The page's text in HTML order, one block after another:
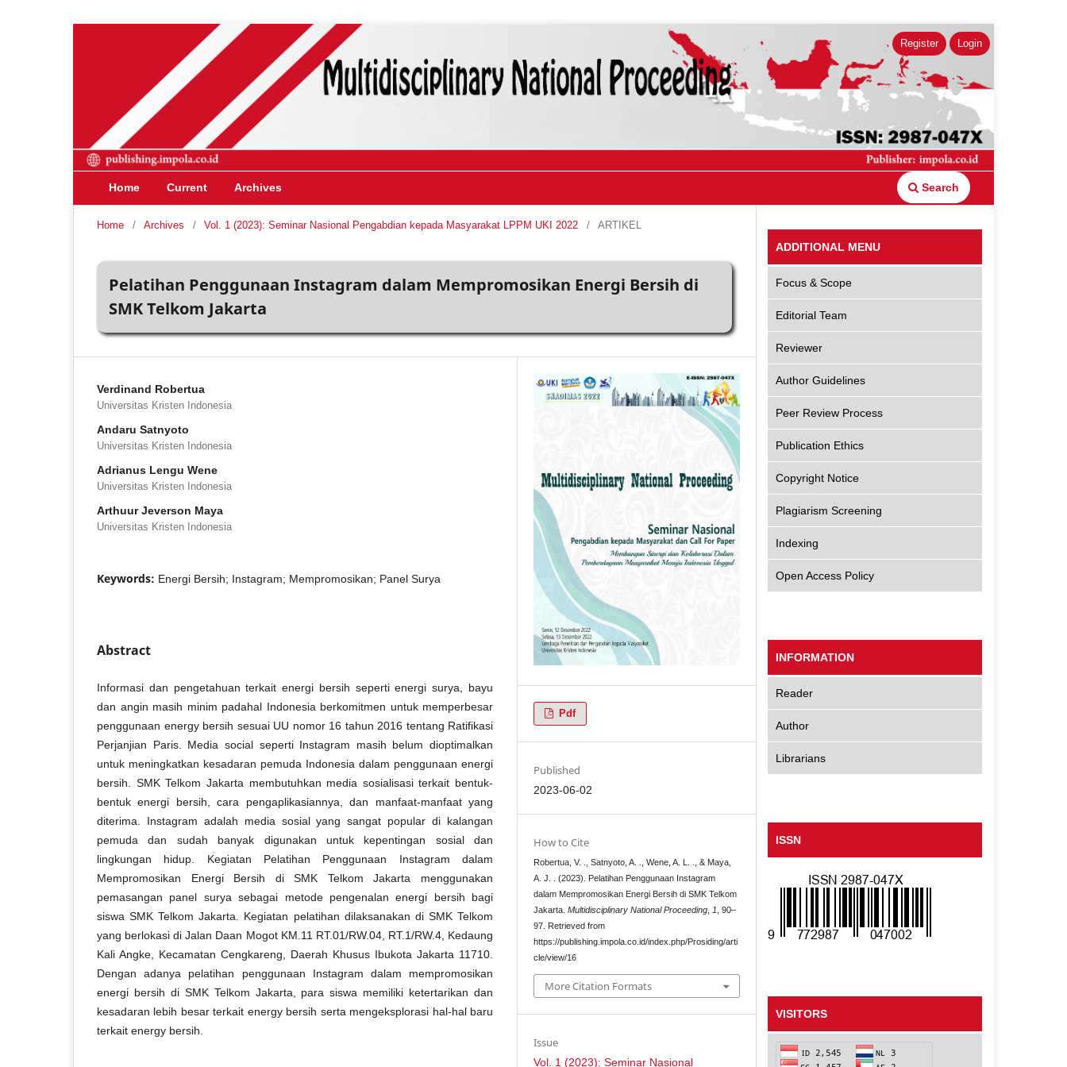
Home Current Archives Search
Register Login
Home / Archives / Vol. 1 (2023): Seminar Nasional Pengabdian kepada Masyarakat LPPM UKI 2022 / ARTIKEL
Pelatihan Penggunaan Instagram dalam Mempromosikan Energi Bersih di
SMK Telkom Jakarta
Verdinand Robertua
Universitas Kristen Indonesia
Andaru Satnyoto
Universitas Kristen Indonesia
Adrianus Lengu Wene
Universitas Kristen Indonesia
Arthuur Jeverson Maya
Universitas Kristen Indonesia
Keywords: Energi Bersih; Instagram; Mempromosikan; Panel Surya
Abstract
Informasi dan pengetahuan terkait energi bersih seperti energi surya, bayu
dan angin masih minim padahal Indonesia berkomitmen untuk memperbesar
penggunaan energy bersih sesuai UU nomor 16 tahun 2016 tentang Ratifikasi
Perjanjian Paris. Media social seperti Instagram masih belum dioptimalkan
untuk meningkatkan kesadaran pemuda Indonesia dalam penggunaan energi
bersih. SMK Telkom Jakarta membutuhkan media sosialisasi terkait bentuk-
bentuk energi bersih, cara pengaplikasiannya, dan manfaat-manfaat yang
diterima. Instagram adalah media sosial yang sangat popular di kalangan
pemuda dan sudah banyak digunakan untuk kepentingan sosial dan
lingkungan hidup. Kegiatan Pelatihan Penggunaan Instagram dalam
Mempromosikan Energi Bersih di SMK Telkom Jakarta menggunakan
pemasangan panel surya sebagai metode pengenalan energi bersih bagi
siswa SMK Telkom Jakarta. Kegiatan pelatihan dilaksanakan di SMK Telkom
yang berlokasi di Jalan Daan Mogot KM.11 RT.01/RW.04, RT.1/RW.4, Kedaung
Kali Angke, Kecamatan Cengkareng, Daerah Khusus Ibukota Jakarta 11710.
Dengan adanya pelatihan penggunaan Instagram dalam mempromosikan
energi bersih di SMK Telkom Jakarta, para siswa memiliki ketertarikan dan
kesadaran lebih besar terkait energy bersih serta mengeksplorasi hal-hal baru
terkait energy bersih.
Pdf
Published
2023-06-02
How to Cite
Robertua, V. ., Satnyoto, A. ., Wene, A. L. ., & Maya,
A. J. . (2023). Pelatihan Penggunaan Instagram
dalam Mempromosikan Energi Bersih di SMK Telkom
Jakarta.Multidisciplinary National Proceeding 1 , 90–
97. Retrieved from
https://publishing.impola.co.id/index.php/Prosiding/arti
cle/view/16
More Citation Formats
Issue
Vol. 1 (2023): Seminar Nasional
ADDITIONAL MENU
Focus & Scope
Editorial Team
Reviewer
Author Guidelines
Peer Review Process
Publication Ethics
Copyright Notice
Plagiarism Screening
Indexing
Open Access Policy
INFORMATION
Reader
Author
Librarians
ISSN
VISITORS